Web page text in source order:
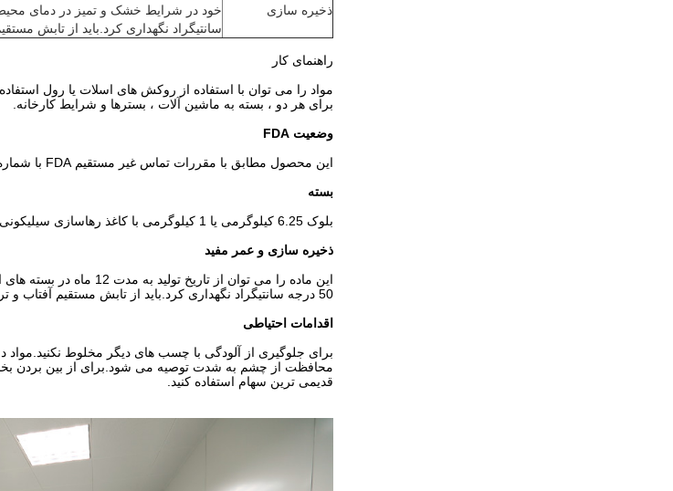
ذخیره سازی
سانتیگراد نگهداری کرد.باید از تابش
راهنمای کار
مواد را می توان با استفاده از روکش های اسلات یا رول استفاده کرد.دمای عملکرد
برای هر دو ، بسته به ماشین آلات ، بسترها و شرایط کارخانه.
وضعیت FDA
این محصول مطابق با مقررات تماس غیر مستقیم FDA با شماره 21 CFR 175.105 ، "چسب ها" است.
بسته
بلوک 6.25 کیلوگرمی یا 1 کیلوگرمی با کاغذ رهاسازی سیلیکونی ، 25 کیلوگرم در جعبه.لطفاً برای شرایط خاص با نماینده فروش مشورت کنید.
ذخیره سازی و عمر مفید
50 درجه سانتیگراد نگهداری کرد.باید از تابش مستقیم آفتاب و تراکم رطوبت جلوگیری کرد.
اقدامات احتیاطی
برای جلوگیری از آلودگی با چسب های دیگر مخلوط
محافظت از چشم به شدت توصیه می شود.برای از بین بردن بخار
قدیمی ترین سهام استفاده کنید.